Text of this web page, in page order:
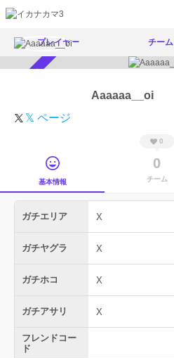
プレイヤー チーム
Aaaaaa__oi
𝕏 ページ
基本情報
0
0
チーム
ガチエリア X
ガチヤグラ X
ガチホコ X
ガチアサリ X
フレンドコー
ド